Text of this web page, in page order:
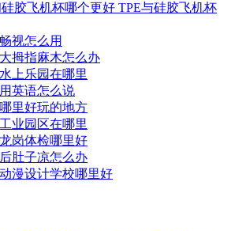
硅胶飞机杯哪个更好 TPE与硅胶飞机杯
视怎么用
拇指麻木怎么办
上乐园在哪里
英语怎么说
里好玩的地方
业园区在哪里
岗体检哪里好
肚子凉怎么办
漫设计学校哪里好